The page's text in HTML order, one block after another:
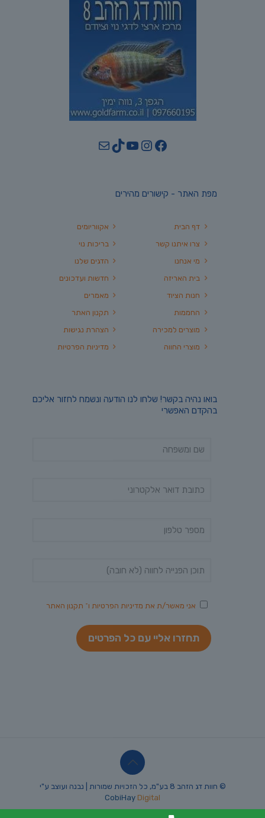
Facebook
Instagram
YouTube
TikTok
Mail
מפת האתר - קישורים מהירים
אקווריומים
בריכות נוי
הדגים שלנו
חדשות ועדכונים
מאמרים
תקנון האתר
הצהרת נגישות
מדיניות הפרטיות
דף הבית
צרו איתנו קשר
מי אנחנו
בית האריזה
חנות הציוד
החממות
מוצרים למכירה
מוצרי החווה
בואו נהיה בקשר! שלחו לנו הודעה ונשמח לחזור אליכם
בהקדם האפשרי
אני מאשר/ת את מדיניות הפרטיות ו־ תקנון האתר
© חוות דג הזהב 8 בע"מ, כל הזכויות שמורות | נבנה ועוצב ע"י
CobiHay Digital